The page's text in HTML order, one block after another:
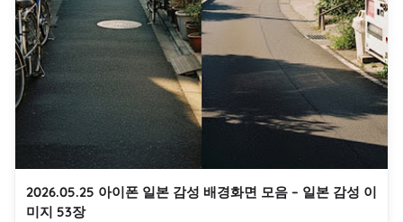
2026.05.25 아이폰 일본 감성 배경화면 모음 – 일본 감성 이
미지 53장